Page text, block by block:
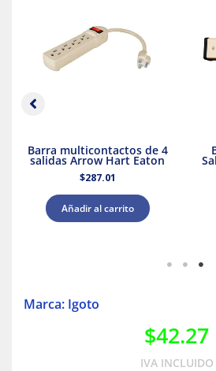
Barra multicontactos de 4
salidas Arrow Hart Eaton
$287.01
Añadir al carrito
Marca: Igoto
$42.27
IVA INCLUIDO